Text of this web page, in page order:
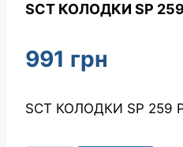
SCT КОЛОДКИ SP 259
991 грн
SCT КОЛОДКИ SP 259